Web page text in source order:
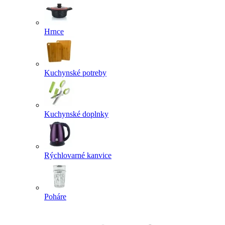
Hrnce
Kuchynské potreby
Kuchynské doplnky
Rýchlovarné kanvice
Poháre